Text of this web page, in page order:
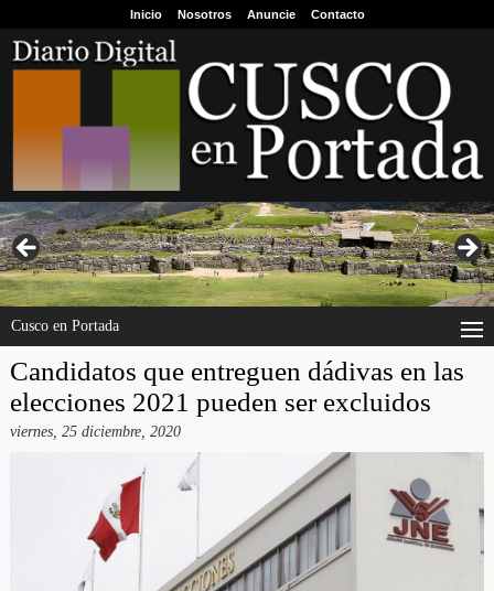
Inicio Nosotros Anuncie Contacto
Cusco en Portada
Candidatos que entreguen dádivas en las
elecciones 2021 pueden ser excluidos
viernes, 25 diciembre, 2020